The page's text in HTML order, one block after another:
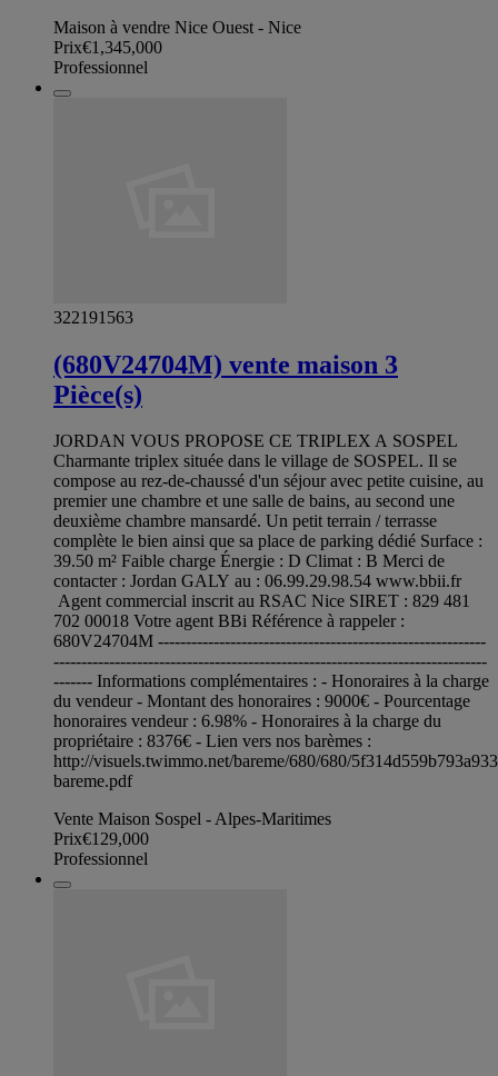
Maison à vendre Nice Ouest - Nice
Prix€1,345,000
Professionnel
322191563
(680V24704M) vente maison 3
Pièce(s)
JORDAN VOUS PROPOSE CE TRIPLEX A SOSPEL
Charmante triplex située dans le village de SOSPEL. Il se
compose au rez-de-chaussé d'un séjour avec petite cuisine, au
premier une chambre et une salle de bains, au second une
deuxième chambre mansardé. Un petit terrain / terrasse
complète le bien ainsi que sa place de parking dédié Surface :
39.50 m² Faible charge Énergie : D Climat : B Merci de
contacter : Jordan GALY au : 06.99.29.98.54 www.bbii.fr
Agent commercial inscrit au RSAC Nice SIRET : 829 481
702 00018 Votre agent BBi Référence à rappeler :
680V24704M -----------------------------------------------------------
------------------------------------------------------------------------------
------- Informations complémentaires : - Honoraires à la charge
du vendeur - Montant des honoraires : 9000€ - Pourcentage
honoraires vendeur : 6.98% - Honoraires à la charge du
propriétaire : 8376€ - Lien vers nos barèmes :
http://visuels.twimmo.net/bareme/680/680/
bareme.pdf
Vente Maison Sospel - Alpes-Maritimes
Prix€129,000
Professionnel